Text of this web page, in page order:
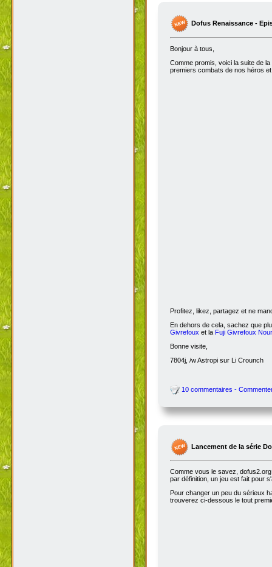
Dofus Renaissance -
Bonjour à tous,
Comme promis, voici la suite de
premiers combats de nos héros
Profitez, likez, partagez et ne
En dehors de cela, sachez que
Givrefoux et la Fuji Givrefoux
Bonne visite,
7804j, /w Astropi sur Li Crounch
10 commentaires -
Lancement de la série
Comme vous le savez,
par définition, un jeu est fait pour
Pour changer un peu du sérieux
trouverez ci-dessous le tout